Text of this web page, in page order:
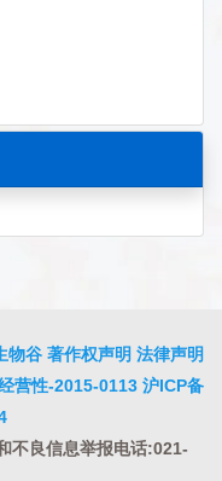
物谷 著作权声明 法律声明
营性-2015-0113 沪ICP备
不良信息举报电话:021-